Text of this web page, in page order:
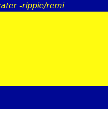
navigation
-rippie/remi